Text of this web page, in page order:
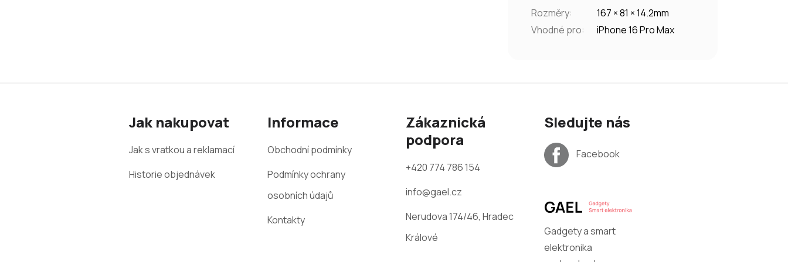
Rozměry:
167 × 81 × 14.2mm
Vhodné pro: iPhone 16 Pro Max
Jak nakupovat
Jak s vratkou a reklamací
Historie objednávek
Informace
Obchodní podmínky
Podmínky ochrany
osobních údajů
Kontakty
Zákaznická
podpora
+420 774 786 154
info@gael.cz
Nerudova 174/46, Hradec
Králové
Sledujte nás
Facebook
Gadgety a smart
elektronika